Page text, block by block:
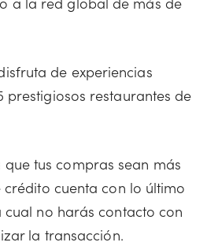
de experiencias
prestigiosos restaurantes de
tus compras sean más
cuenta con lo último
no harás contacto con
la transacción.